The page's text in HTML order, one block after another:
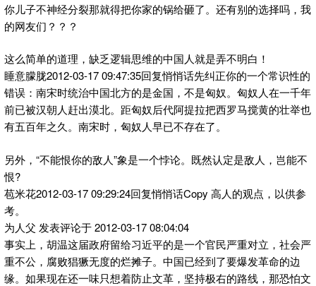
你儿子不神经分裂那就得把你家的锅给砸了。还有别的选择吗，我
的网友们？？？
这么简单的道理，缺乏逻辑思维的中国人就是弄不明白！
睡意朦胧2012-03-17 09:47:35回复悄悄话先纠正你的一个常识性的
错误：南宋时统治中国北方的是金国，不是匈奴。匈奴人在一千年
前已被汉朝人赶出漠北。距匈奴后代阿提拉把西罗马搅黄的壮举也
有五百年之久。南宋时，匈奴人早已不存在了。
另外，“不能恨你的敌人”象是一个悖论。既然认定是敌人，岂能不
恨?
苞米花2012-03-17 09:29:24回复悄悄话Copy 高人的观点，以供参
考。
为人父 发表评论于 2012-03-17 08:04:04
事实上，胡温这届政府留给习近平的是一个官民严重对立，社会严
重不公，腐败猖獗无度的烂摊子。中国已经到了要爆发革命的边
缘。如果现在还一味只想着防止文革，坚持极右的路线，那恐怕文